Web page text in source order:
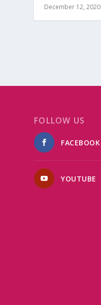
December 12, 2020
FOLLOW US
FACEBOOK
YOUTUBE